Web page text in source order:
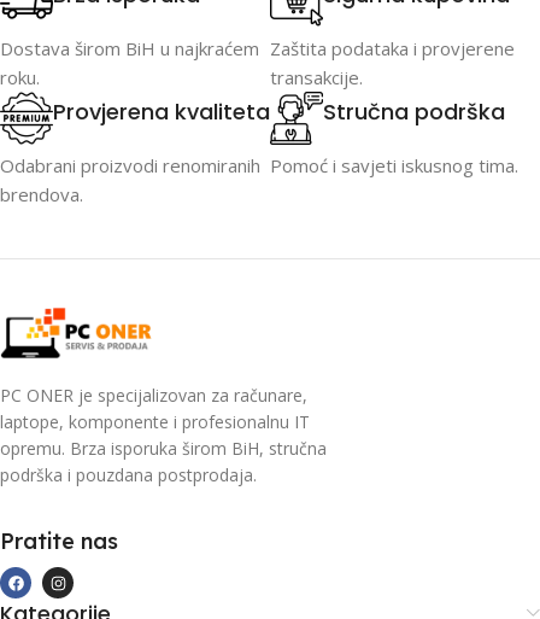
Dostava širom BiH u najkraćem
roku.
Zaštita podataka i provjerene
transakcije.
Provjerena kvaliteta
Odabrani proizvodi renomiranih
brendova.
Stručna podrška
Pomoć i savjeti iskusnog tima.
PC ONER je specijalizovan za računare,
laptope, komponente i profesionalnu IT
opremu. Brza isporuka širom BiH, stručna
podrška i pouzdana postprodaja.
Pratite nas